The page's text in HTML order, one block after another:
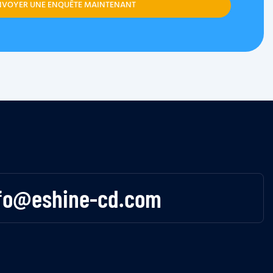
UNE ENQUÊTE MAINTENANT
cd.com